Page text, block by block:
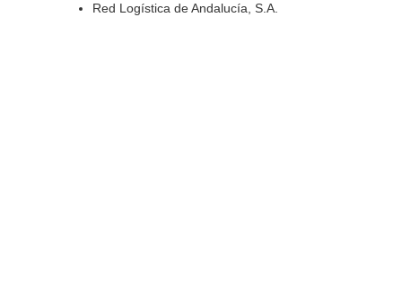
Red Logística de Andalucía, S.A.